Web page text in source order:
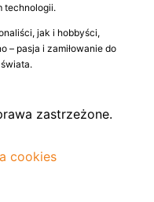
technologii.
jak i hobbyści,
– pasja i zamiłowanie do
zastrzeżone.
cookies